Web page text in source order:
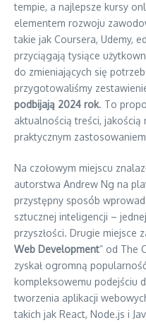
tempie, a najlepsze kursy
elementem rozwoju
takie jak Coursera, Udemy,
przyciągają tysiące
do zmieniających się
przygotowaliśmy
podbijają 2024 rok. To
aktualnością treści, jakością
praktycznym
Na czołowym miejscu
autorstwa Andrew Ng na
przystępny sposób
sztucznej inteligencji –
przyszłości. Drugie miejsce
Web Development” od The
zyskał ogromną
kompleksowemu podejściu
tworzenia aplikacji
takich jak React, Node.js i